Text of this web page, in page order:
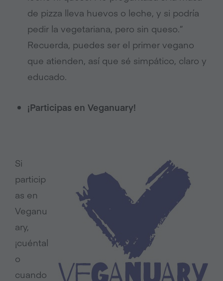
de pizza lleva huevos o leche, y si podría
pedir la vegetariana, pero sin queso.”
Recuerda, puedes ser el primer vegano
que atienden, así que sé simpático, claro y
educado.
¡Participas en Veganuary!
Si
particip
as en
Veganu
ary,
¡cuéntal
o
cuando